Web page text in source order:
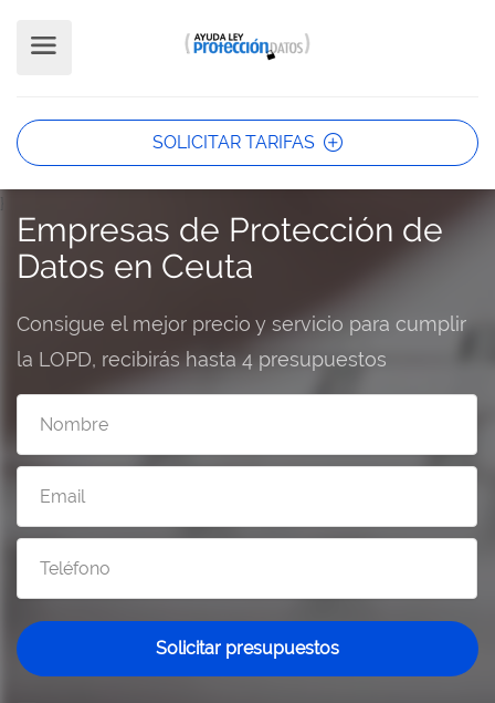
SOLICITAR TARIFAS
Empresas de Protección de
Datos en Ceuta
Consigue el mejor precio y servicio para cumplir
la LOPD, recibirás hasta 4 presupuestos
Solicitar presupuestos
}